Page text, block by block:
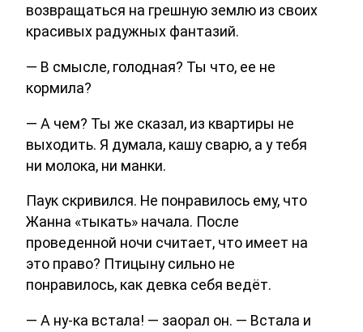
возвращаться на грешную землю из своих
красивых радужных фантазий.
— В смысле, голодная? Ты что, ее не
кормила?
— А чем? Ты же сказал, из квартиры не
выходить. Я думала, кашу сварю, а у тебя
ни молока, ни манки.
Паук скривился. Не понравилось ему, что
Жанна «тыкать» начала. После
проведенной ночи считает, что имеет на
это право? Птицыну сильно не
понравилось, как девка себя ведёт.
— А ну-ка встала! — заорал он. — Встала и